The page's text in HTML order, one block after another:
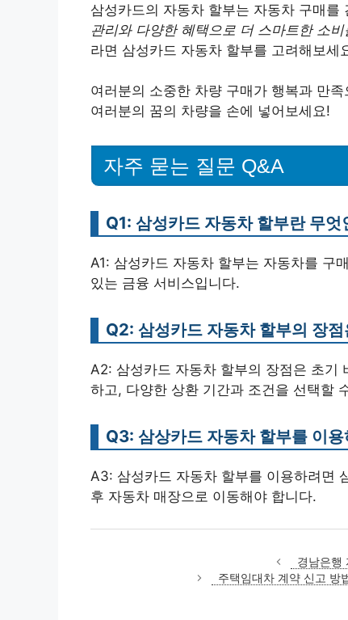
삼성카드의 자동차 할부는 자동차 구매
관리와 다양한 혜택으로 더 스마트한 소
라면 삼성카드 자동차 할부를 고려해보세
여러분의 소중한 차량 구매가 행복과 만
여러분의 꿈의 차량을 손에 넣어보세요!
자주 묻는 질문 Q&A
Q1: 삼성카드 자동차 할부란 무엇
A1: 삼성카드 자동차 할부는 자동차를 구
있는 금융 서비스입니다.
Q2: 삼성카드 자동차 할부의 장
A2: 삼성카드 자동차 할부의 장점은 초기
하고, 다양한 상환 기간과 조건을 선택할
Q3: 삼상카드 자동차 할부를 이
A3: 삼성카드 자동차 할부를 이용하려면
후 자동차 매장으로 이동해야 합니다.
경남은행
주택임대차 계약 신고 방